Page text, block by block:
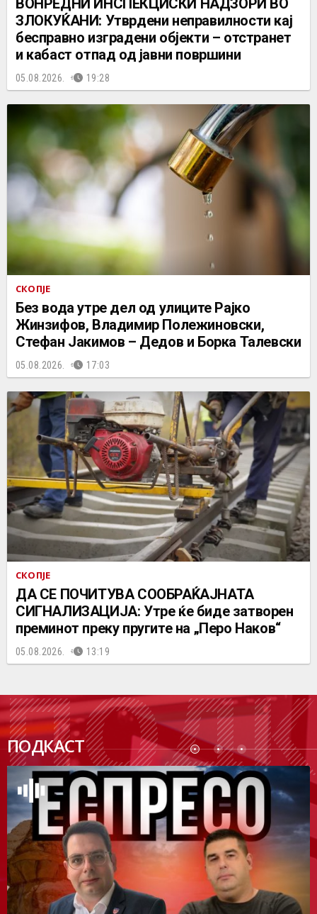
ВОНРЕДНИ ИНСПЕКЦИСКИ НАДЗОРИ ВО
ЗЛОКУЌАНИ: Утврдени неправилности кај
бесправно изградени објекти – отстранет
и кабаст отпад од јавни површини
05.08.2026. 19:28
СКОПЈЕ
Без вода утре дел од улиците Рајко
Жинзифов, Владимир Полежиновски,
Стефан Јакимов – Дедов и Борка Талевски
05.08.2026. 17:03
СКОПЈЕ
ДА СЕ ПОЧИТУВА СООБРАЌАЈНАТА
СИГНАЛИЗАЦИЈА: Утре ќе биде затворен
преминот преку пругите на „Перо Наков“
05.08.2026. 13:19
ПОДКАСТ
ПОДК
АСТ